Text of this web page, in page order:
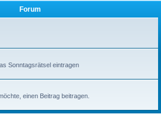
h
Forum
Sonntagsrätsel eintragen
einen Beitrag beitragen.